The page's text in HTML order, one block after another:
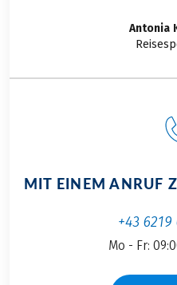
Antonia
MIT EINEM ANRUF
+43
Mo - Fr: